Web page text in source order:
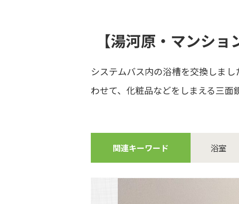
【湯河原・マンシ
システムバス内の浴槽を交換しま
わせて、化粧品などをしまえる三面
関連キーワード 浴室